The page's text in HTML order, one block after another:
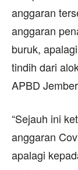
anggaran
anggaran
buruk,
tindih dari
APBD
“Sejauh ini
anggaran
apalagi